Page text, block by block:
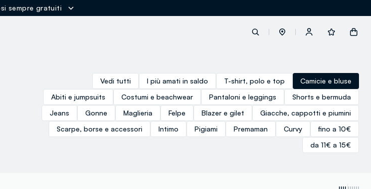
Gratuita oltre i 60€
label.account.login
button.loginandregister
button.order.tracking
Vedi tutti I più amati in saldo T-shirt, polo e top
Camicie e bluse
Abiti e jumpsuits
Costumi e beachwear Pantaloni e leggings
Shorts e bermuda
Jeans
Gonne Maglieria Felpe Blazer e gilet
Giacche, cappotti e piumini
Scarpe, borse e accessori
Intimo Pigiami Premaman Curvy
fino a 10€
da 11€ a 15€